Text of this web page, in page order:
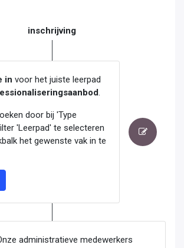
inschrijving
in voor het juiste leerpad
door bij 'Type
'Leerpad' te selecteren
het gewenste vak in te
administratieve medewerkers